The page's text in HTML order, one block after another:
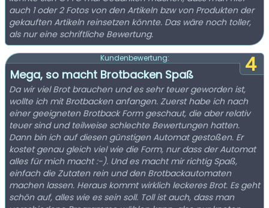
auch 1 oder 2 Fotos von den Artikeln bzw von Produkten der
gekauften Artikeln reinsetzen könnte. Das wäre noch toller,
als nur eine schriftliche Bewertung.
4
Kundenbewertung:
Mega, so macht Brotbacken Spaß
Da wir viel Brot brauchen und es sehr teuer geworden ist,
wollte ich mit Brotbacken anfangen. Zuerst habe ich nach
einer geeigneten Brotback Form geschaut, die aber relativ
teuer sind und teilweise schlechte Bewertungen hatten.
Dann bin ich auf diesen günstigen Automat gestoßen. Er
kostet genau gleich viel wie die Form, nur dass der Automat
alles für mich macht :-). Und es macht mir richtig Spaß,
einfach die Zutaten rein und den Brotbackautomaten
machen lassen. Heraus kommt wirklich leckeres Brot. Es geht
schön auf, alles wie es sein soll. Toll ist auch, dass man